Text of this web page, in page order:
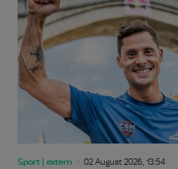
Sport | extern 02 August 2026, 13:54